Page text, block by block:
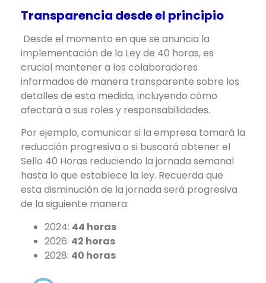
Transparencia desde el principio
Desde el momento en que se anuncia la
implementación de la Ley de 40 horas, es
crucial mantener a los colaboradores
informados de manera transparente sobre los
detalles de esta medida, incluyendo cómo
afectará a sus roles y responsabilidades.
Por ejemplo, comunicar si la empresa tomará la
reducción progresiva o si buscará obtener el
Sello 40 Horas reduciendo la jornada semanal
hasta lo que establece la ley. Recuerda que
esta disminución de la jornada será progresiva
de la siguiente manera:
2024: 44 horas
2026: 42 horas
2028: 40 horas